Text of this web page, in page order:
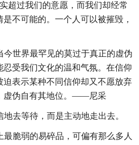
超过我们的意愿，而我们却经常
不可能的。一个人可以被摧毁，
今世界最罕见的莫过于真正的虚伪
忍受我们文化的温和气氛。在信仰
表示某种不同信仰却又不愿放弃
虚伪自有其地位。——尼采
去等待，而是主动地走出去。
最脆弱的易碎品，可偏有那么多人